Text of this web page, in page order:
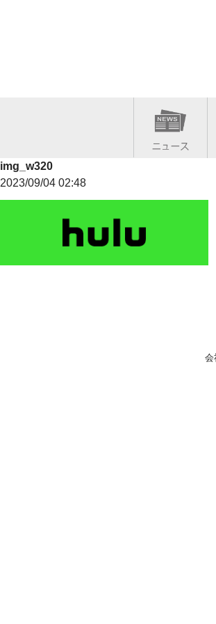
img_w320
2023/09/04 02:48
会